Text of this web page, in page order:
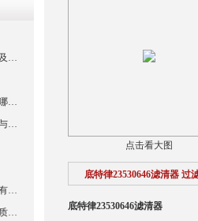
点击看大图
底特律23530646滤清器 过
底特律23530646滤清器
详细分析天然气滤芯的循环原理以及使用特性
防静电除尘滤筒使用过程中要注意哪些事项
油液清道夫：聚结滤芯的分离原理与核心作用解析
通过分析不锈钢滤芯的自身材质具有哪些优点？
详细解析！不锈钢滤芯的应用、材质以及使用特点